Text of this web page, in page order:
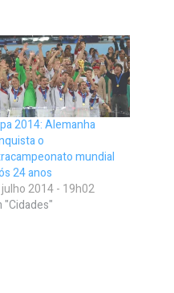
2014: Alemanha
o
mundial
24 anos
2014 - 19h02
"Cidades"